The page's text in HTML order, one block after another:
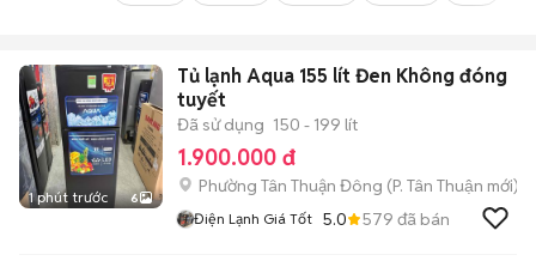
1 phút trước 6
Tủ lạnh Aqua 155 lít Đen Không đóng
tuyết
Đã sử dụng 150 - 199 lít
1.900.000 đ
Phường Tân Thuận Đông (P. Tân Thuận mới)
Điện Lạnh Giá Tốt 5.0 579 đã bán